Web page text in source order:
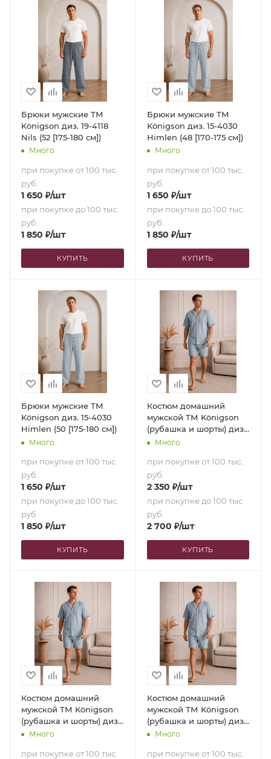
Брюки мужские ТМ
Königson диз. 19-4118
Nils (52 [175-180 см])
Много
при покупке от 100 тыс.
руб.
1 650 ₽/шт
при покупке до 100 тыс.
руб.
1 850 ₽/шт
КУПИТЬ
Брюки мужские ТМ
Königson диз. 15-4030
Himlen (48 [170-175 см])
Много
при покупке от 100 тыс.
руб.
1 650 ₽/шт
при покупке до 100 тыс.
руб.
1 850 ₽/шт
КУПИТЬ
Брюки мужские ТМ
Königson диз. 15-4030
Himlen (50 [175-180 см])
Много
при покупке от 100 тыс.
руб.
1 650 ₽/шт
при покупке до 100 тыс.
руб.
1 850 ₽/шт
КУПИТЬ
Костюм домашний
мужской ТМ Königson
(рубашка и шорты) диз.
15-4030 Himlen (50 [175-
Много
при покупке от 100 тыс.
руб.
2 350 ₽/шт
при покупке до 100 тыс.
руб.
2 700 ₽/шт
КУПИТЬ
Костюм домашний
мужской ТМ Königson
(рубашка и шорты) диз.
15-4030 Himlen (48 [170-
Много
при покупке от 100 тыс.
Костюм домашний
мужской ТМ Königson
(рубашка и шорты) диз.
15-4030 Himlen (52 [175-
Много
при покупке от 100 тыс.